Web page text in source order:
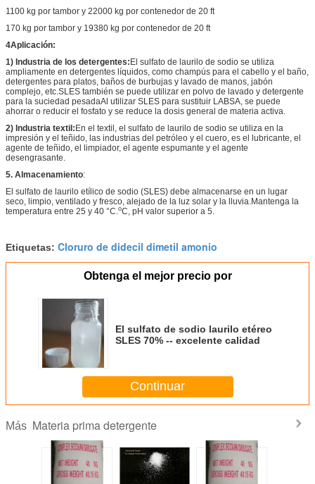
1100 kg por tambor y 22000 kg por contenedor de 20 ft
170 kg por tambor y 19380 kg por contenedor de 20 ft
4Aplicación:
1) Industria de los detergentes:El sulfato de laurilo de sodio se utiliza
ampliamente en detergentes líquidos, como champús para el cabello y el baño,
detergentes para platos, baños de burbujas y lavado de manos, jabón
complejo, etc.SLES también se puede utilizar en polvo de lavado y detergente
para la suciedad pesadaAl utilizar SLES para sustituir LABSA, se puede
ahorrar o reducir el fosfato y se reduce la dosis general de materia activa.
2) Industria textil:En el textil, el sulfato de laurilo de sodio se utiliza en la
impresión y el teñido, las industrias del petróleo y el cuero, es el lubricante, el
agente de teñido, el limpiador, el agente espumante y el agente
desengrasante.
5. Almacenamiento:
El sulfato de laurilo etílico de sodio (SLES) debe almacenarse en un lugar
seco, limpio, ventilado y fresco, alejado de la luz solar y la lluvia.Mantenga la
temperatura entre 25 y 40 °C.oC, pH valor superior a 5.
Etiquetas: Cloruro de didecil dimetil amonio
Obtenga el mejor precio por
El sulfato de sodio laurilo etéreo
SLES 70% -- excelente calidad
Continuar
Más Materia prima detergente